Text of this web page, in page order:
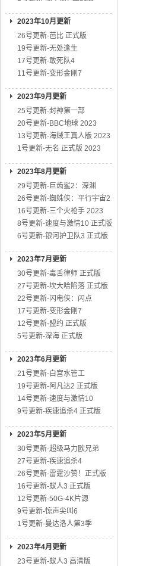
2023年10月更新
26号更新-芭比 正式版
19号更新-无处逢生
17号更新-敢死队4
11号更新-变形金刚7
2023年9月更新
25号更新-封神第一部
20号更新-BBC地球 2023
13号更新-海贼王真人版 2023
1号更新-无名 正式版 2023
2023年8月更新
29号更新-巨齿鲨2：深渊
26号更新-蜘蛛侠：平行宇宙2
16号更新-三个火枪手 2023
8号更新-速度与激情10 正式版
6号更新-银河护卫队3 正式版
2023年7月更新
30号更新-毒舌律师 正式版
27号更新-坎大哈陷落 正式版
22号更新-闪电侠：闪点
17号更新-变形金刚7
12号更新-盟约 正式版
5号更新-深海 正式版
2023年6月更新
21号更新-白宫水管工
19号更新-阿凡达2 正式版
14号更新-速度与激情10
9号更新-疾速追杀4 正式版
2023年5月更新
30号更新-超级马力欧兄弟
27号更新-疾速追杀4
26号更新-雷霆沙赞！正式版
16号更新-蚁人3 正式版
12号更新-50G-4K片源
9号更新-惊声尖叫6
1号更新-曼达洛人第3季
2023年4月更新
23号更新-蚁人3 高清版